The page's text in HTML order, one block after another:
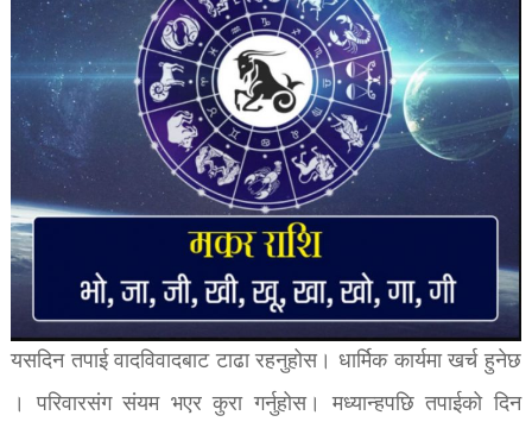
यसदिन तपाई वादविवादबाट टाढा रहनुहोस। धार्मिक कार्यमा खर्च हुनेछ
। परिवारसंग संयम भएर कुरा गर्नुहोस। मध्यान्हपछि तपाईको दिन